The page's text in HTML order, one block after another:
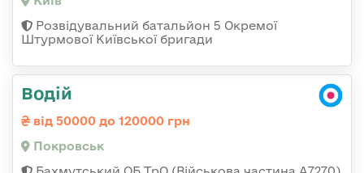
Розвідувальний батальйон 5 Окремої
Штурмової Київської бригади
Водій
від 50000 до 120000 грн
Покровськ